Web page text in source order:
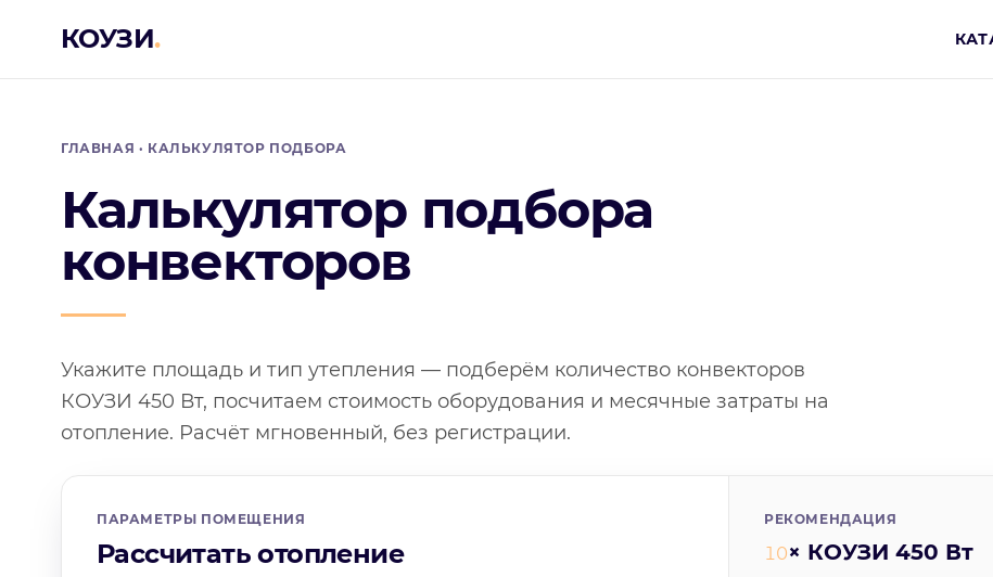
КОУЗИ.
ГЛАВНАЯ · КАЛЬКУЛЯТОР ПОДБОРА
Калькулятор подбора
конвекторов
Укажите площадь и тип утепления — подберём количество конвекторов
КОУЗИ 450 Вт, посчитаем стоимость оборудования и месячные затраты на
отопление. Расчёт мгновенный, без регистрации.
ПАРАМЕТРЫ ПОМЕЩЕНИЯ
Рассчитать отопление
РЕКОМЕНДАЦИЯ
10× КОУЗИ 450 Вт